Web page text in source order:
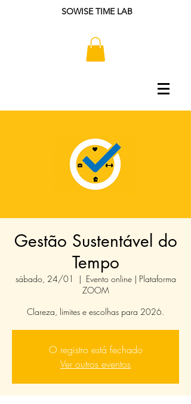
SOWISE TIME LAB
Gestão Sustentável do
Tempo
sábado, 24/01
  |
Evento online | Plataforma
ZOOM
Clareza, limites e escolhas para 2026.
O registro está fechado
Ver outros eventos